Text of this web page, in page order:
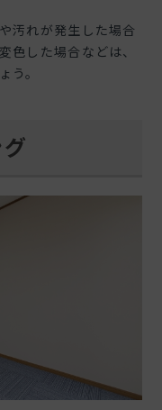
汚れが発生した場合
色した場合などは、
う。